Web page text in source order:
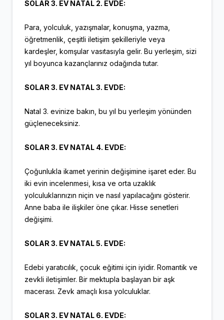
SOLAR 3. EV NATAL 2. EVDE:
Para, yolculuk, yazışmalar, konuşma, yazma,
öğretmenlik, çeşitli iletişim şekilleriyle veya
kardeşler, komşular vasıtasıyla gelir. Bu yerleşim, sizi
yıl boyunca kazançlarınız odağında tutar.
SOLAR 3. EV NATAL 3. EVDE:
Natal 3. evinize bakın, bu yıl bu yerleşim yönünden
güçleneceksiniz.
SOLAR 3. EV NATAL 4. EVDE:
Çoğunlukla ikamet yerinin değişimine işaret eder. Bu
iki evin incelenmesi, kısa ve orta uzaklık
yolculuklarınızın niçin ve nasıl yapılacağını gösterir.
Anne baba ile ilişkiler öne çıkar. Hisse senetleri
değişimi.
SOLAR 3. EV NATAL 5. EVDE:
Edebi yaratıcılık, çocuk eğitimi için iyidir. Romantik ve
zevkli iletişimler. Bir mektupla başlayan bir aşk
macerası. Zevk amaçlı kısa yolculuklar.
SOLAR 3. EV NATAL 6. EVDE: